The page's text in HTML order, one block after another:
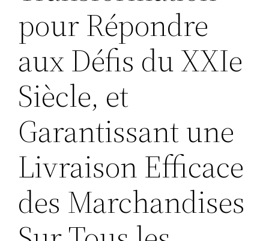
pour Répondre
aux Défis du XXIe
Siècle, et
Garantissant une
Livraison Efficace
des Marchandises